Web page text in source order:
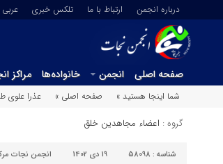
درباره انجمن ارتباط با ما تلکس خبری عربي
صفحه اصلی انجمن خانواده‌ها مراکز
شما اینجا هستید »
صفحه اصلی » عذرا علوی طالقانی
گروه : اعضاء مجاهدین خلق
شناسه : 58098 19 دی 1402 انجمن نجات